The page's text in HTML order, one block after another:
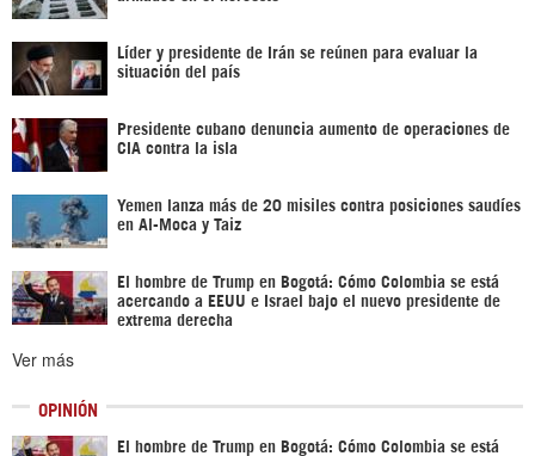
Líder y presidente de Irán se reúnen para evaluar la
situación del país
Presidente cubano denuncia aumento de operaciones de
CIA contra la isla
Yemen lanza más de 20 misiles contra posiciones saudíes
en Al-Moca y Taiz
El hombre de Trump en Bogotá: Cómo Colombia se está
acercando a EEUU e Israel bajo el nuevo presidente de
extrema derecha
Ver más
OPINIÓN
El hombre de Trump en Bogotá: Cómo Colombia se está